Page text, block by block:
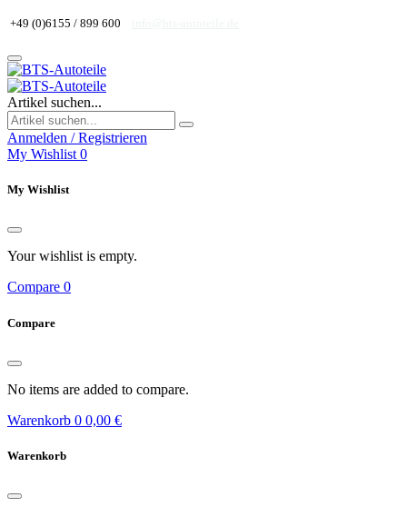
+49 (0)6155 / 899 600
Artikel suchen...
Anmelden / Registrieren
My Wishlist 0
My Wishlist
Your wishlist is empty.
Compare 0
Compare
No items are added to compare.
Warenkorb 0 0,00 €
Warenkorb